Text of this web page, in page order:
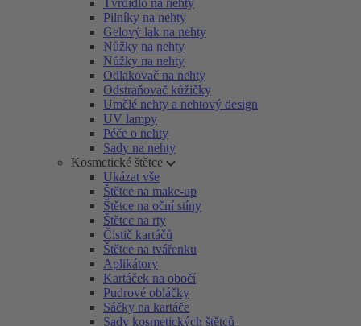
Tvrdidlo na nehty
Pilníky na nehty
Gelový lak na nehty
Nůžky na nehty
Nůžky na nehty
Odlakovač na nehty
Odstraňovač kůžičky
Umělé nehty a nehtový design
UV lampy
Péče o nehty
Sady na nehty
Kosmetické štětce
Ukázat vše
Štětce na make-up
Štětce na oční stíny
Štětec na rty
Čistič kartáčů
Štětce na tvářenku
Aplikátory
Kartáček na obočí
Pudrové obláčky
Sáčky na kartáče
Sady kosmetických štětců